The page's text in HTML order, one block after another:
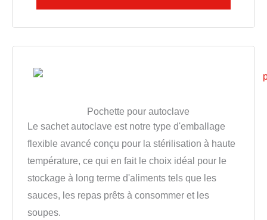
Pochette pour autoclave
Le sachet autoclave est notre type d'emballage
flexible avancé conçu pour la stérilisation à haute
température, ce qui en fait le choix idéal pour le
stockage à long terme d'aliments tels que les
sauces, les repas prêts à consommer et les
soupes.